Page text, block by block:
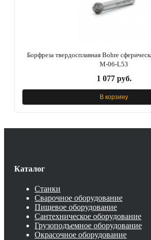
Борфреза твердосплавная Bohre
М-06-L53
1 077 руб.
В корзину
Каталог
Станки
Сварочное оборудование
Пищевое оборудование
Сантехническое оборудование
Грузоподъемное оборудование
Окрасочное оборудование